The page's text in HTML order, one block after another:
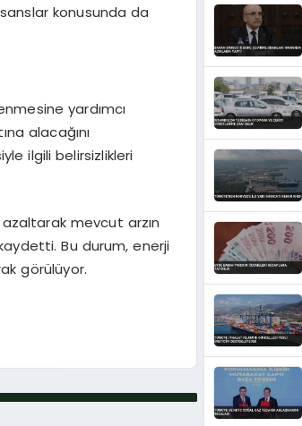
konusunda da
yardımcı
alacağını
ilgili belirsizlikleri
mevcut arzın
Bu durum, enerji
görülüyor.